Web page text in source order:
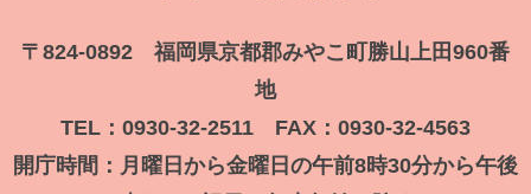
〒824-0892 福岡県京都郡みやこ町勝山上田960番
地
TEL：0930-32-2511 FAX：0930-32-4563
開庁時間：月曜日から金曜日の午前8時30分から午後